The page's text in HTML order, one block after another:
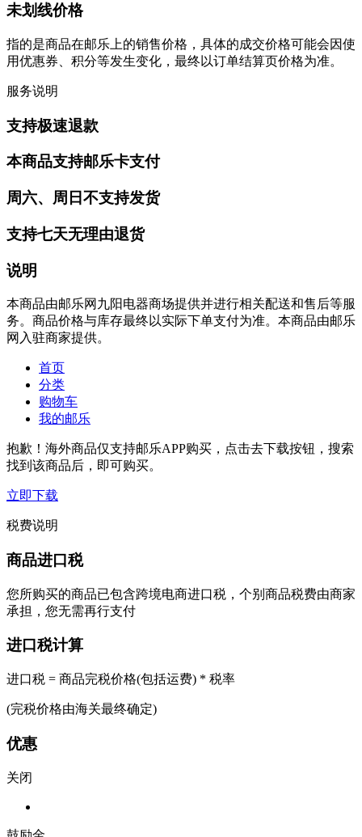
未划线价格
指的是商品在邮乐上的销售价格，具体的成交价格可能会因使
用优惠券、积分等发生变化，最终以订单结算页价格为准。
服务说明
支持极速退款
本商品支持邮乐卡支付
周六、周日不支持发货
支持七天无理由退货
说明
本商品由邮乐网九阳电器商场提供并进行相关配送和售后等服
务。商品价格与库存最终以实际下单支付为准。本商品由邮乐
网入驻商家提供。
首页
分类
购物车
我的邮乐
抱歉！海外商品仅支持邮乐APP购买，点击去下载按钮，搜索
找到该商品后，即可购买。
立即下载
税费说明
商品进口税
您所购买的商品已包含跨境电商进口税，个别商品税费由商家
承担，您无需再行支付
进口税计算
进口税 = 商品完税价格(包括运费) * 税率
(完税价格由海关最终确定)
优惠
关闭